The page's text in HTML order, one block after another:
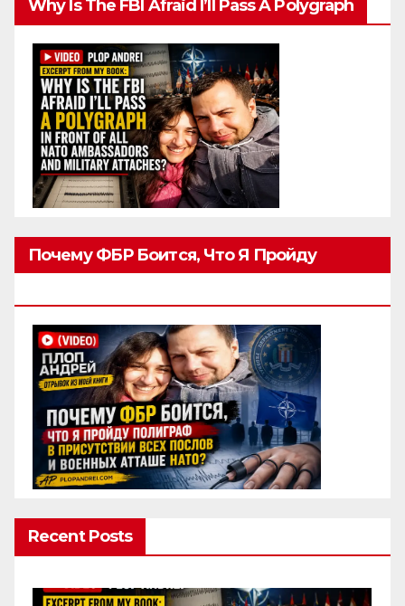
Why Is The FBI Afraid I’ll Pass A Polygraph
Почему ФБР Боится, Что Я Пройду
Recent Posts